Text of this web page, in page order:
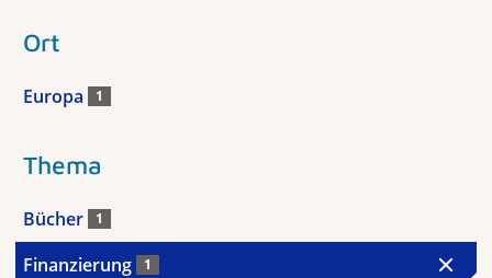
Ort
Europa 1
Thema
Bücher 1
Finanzierung 1